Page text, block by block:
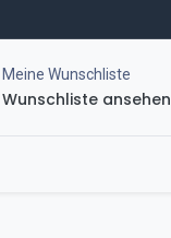
Meine Wunschliste
Wunschliste ansehen